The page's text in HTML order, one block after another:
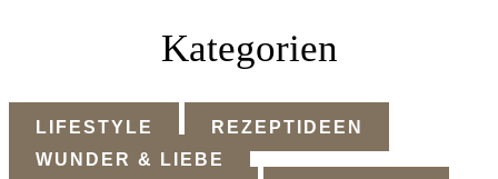
Kategorien
LIFESTYLE
REZEPTIDEEN
WUNDER & LIEBE